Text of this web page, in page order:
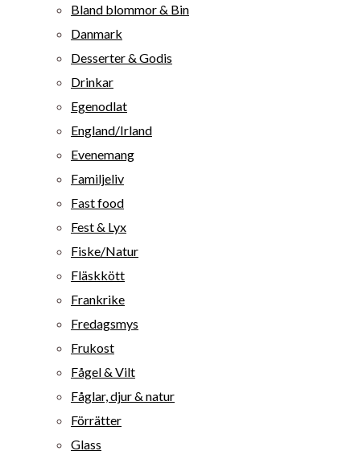
Bland blommor & Bin
Danmark
Desserter & Godis
Drinkar
Egenodlat
England/Irland
Evenemang
Familjeliv
Fast food
Fest & Lyx
Fiske/Natur
Fläskkött
Frankrike
Fredagsmys
Frukost
Fågel & Vilt
Fåglar, djur & natur
Förrätter
Glass